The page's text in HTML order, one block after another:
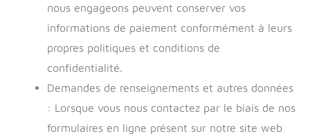
nous engageons peuvent conserver vos
informations de paiement conformément à leurs
propres politiques et conditions de
confidentialité.
Demandes de renseignements et autres données
: Lorsque vous nous contactez par le biais de nos
formulaires en ligne présent sur notre site web